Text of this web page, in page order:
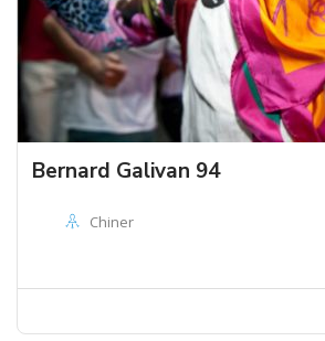
Bernard Galivan 94
Chiner